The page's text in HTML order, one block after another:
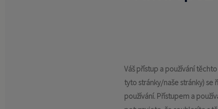
Váš přístup a používání
tyto stránky/naše stránky) se
používání. Přístupem a